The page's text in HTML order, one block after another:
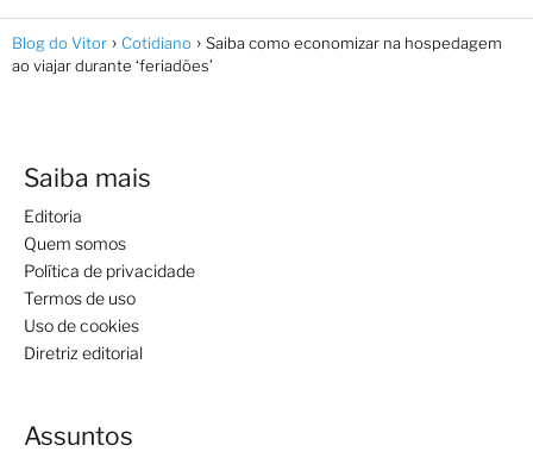
Blog do Vitor Cotidiano
Saiba como economizar na hospedagem
ao viajar durante ‘feriadões’
Saiba mais
Editoria
Quem somos
Política de privacidade
Termos de uso
Uso de cookies
Diretriz editorial
Assuntos